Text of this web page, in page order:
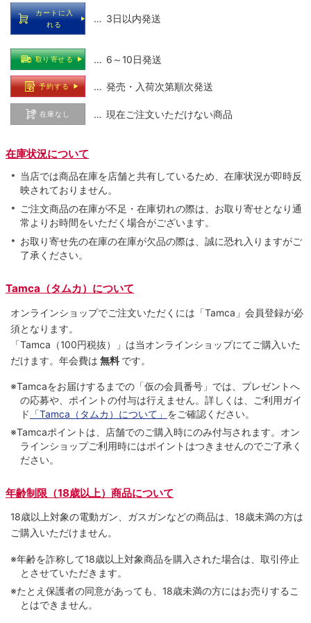
カートに入
れる
… 3日以内発送
取り寄せる … 6～10日発送
予約する … 発売・入荷次第順次発送
在庫なし … 現在ご注文いただけない商品
在庫状況について
当店では商品在庫を店舗と共有しているため、在庫状況が即時反
映されておりません。
ご注文商品の在庫が不足・在庫切れの際は、お取り寄せとなり通
常よりお時間をいただく場合がございます。
お取り寄せ先の在庫の在庫が欠品の際は、誠に恐れ入りますがご
了承ください。
Tamca（タムカ）について
オンラインショップでご注⽂いただくには「Tamca」会員登録が必
須となります。
「Tamca （100円税抜）
」は当オンラインショップにてご購⼊いた
だけます。 年会費は 無料 です。
※Tamcaをお届けするまでの「仮の会員番号」では、プレゼントへ
の応募や、ポイントの付与は⾏えません。詳しくは、ご利⽤ガイ
ド 「Tamca（タムカ）について」 をご確認ください。
※Tamcaポイントは、店舗でのご購⼊時にのみ付与されます。オン
ラインショップご利用時にはポイントはつきませんのでご了承く
ださい。
年齢制限（18歳以上）商品について
18歳以上対象の電動ガン、ガスガンなどの商品は、18歳未満の方は
ご購入いただけません。
※年齢を詐称して18歳以上対象商品を購入された場合は、取引停止
とさせていただきます。
※たとえ保護者の同意があっても、18歳未満の方にはお売りするこ
とはできません。